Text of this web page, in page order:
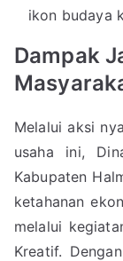
ikon budaya
Dampak
Melalui aksi
usaha ini,
Kabupaten
ketahanan
melalui
Kreatif.